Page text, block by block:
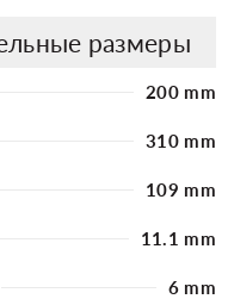
размеры
200 mm
310 mm
109 mm
11.1 mm
6 mm